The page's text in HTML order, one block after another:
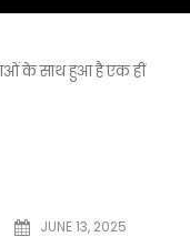
के साथ हुआ है एक हीं
JUNE 13, 2025